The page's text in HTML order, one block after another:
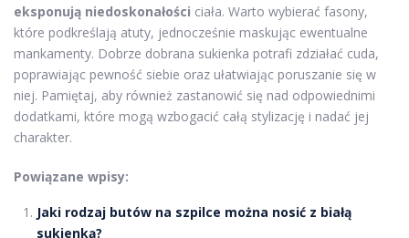
eksponują niedoskonałości ciała. Warto wybierać fasony,
które podkreślają atuty, jednocześnie maskując ewentualne
mankamenty. Dobrze dobrana sukienka potrafi zdziałać cuda,
poprawiając pewność siebie oraz ułatwiając poruszanie się w
niej. Pamiętaj, aby również zastanowić się nad odpowiednimi
dodatkami, które mogą wzbogacić całą stylizację i nadać jej
charakter.
Powiązane wpisy:
Jaki rodzaj butów na szpilce można nosić z białą
sukienką?